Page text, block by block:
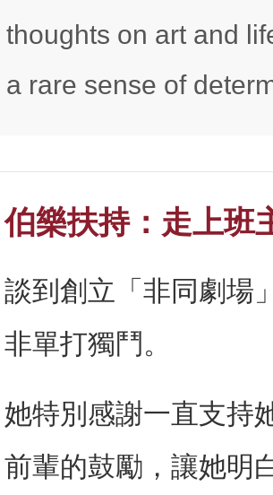
thoughts on art and
a rare sense of
伯樂扶持：走上班
談到創立「非同劇場
非單打獨鬥。
她特別感謝一直支持
前輩的鼓勵，讓她明